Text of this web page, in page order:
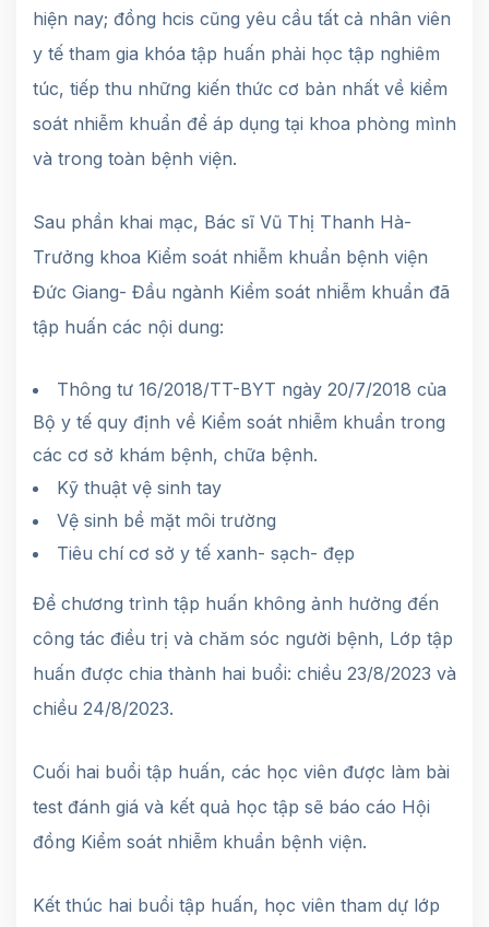
hiện nay; đồng hcis cũng yêu cầu tất cả nhân viên
y tế tham gia khóa tập huấn phải học tập nghiêm
túc, tiếp thu những kiến thức cơ bản nhất về kiểm
soát nhiễm khuẩn để áp dụng tại khoa phòng mình
và trong toàn bệnh viện.
Sau phần khai mạc, Bác sĩ Vũ Thị Thanh Hà-
Trưởng khoa Kiểm soát nhiễm khuẩn bệnh viện
Đức Giang- Đầu ngành Kiểm soát nhiễm khuẩn đã
tập huấn các nội dung:
Thông tư 16/2018/TT-BYT ngày 20/7/2018 của
Bộ y tế quy định về Kiểm soát nhiễm khuẩn trong
các cơ sở khám bệnh, chữa bệnh.
Kỹ thuật vệ sinh tay
Vệ sinh bề mặt môi trường
Tiêu chí cơ sở y tế xanh- sạch- đẹp
Để chương trình tập huấn không ảnh hưởng đến
công tác điều trị và chăm sóc người bệnh, Lớp tập
huấn được chia thành hai buổi: chiều 23/8/2023 và
chiều 24/8/2023.
Cuối hai buổi tập huấn, các học viên được làm bài
test đánh giá và kết quả học tập sẽ báo cáo Hội
đồng Kiểm soát nhiễm khuẩn bệnh viện.
Kết thúc hai buổi tập huấn, học viên tham dự lớp